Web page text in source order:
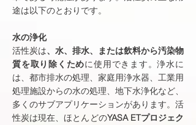
途は以下のとおりです。
水の浄化
活性炭は、水、排水、または飲料から汚染物
質を取り除くために使用できます。浄水に
は、都市排水の処理、家庭用浄水器、工業用
処理施設からの水の処理、地下水浄化など、
多くのサブアプリケーションがあります。活
性炭は現在、ほとんどのYASA ETプロジェク